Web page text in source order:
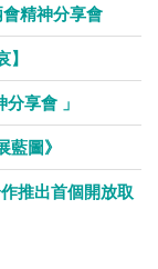
精神分享會
享會 」
藍圖》
推出首個開放取